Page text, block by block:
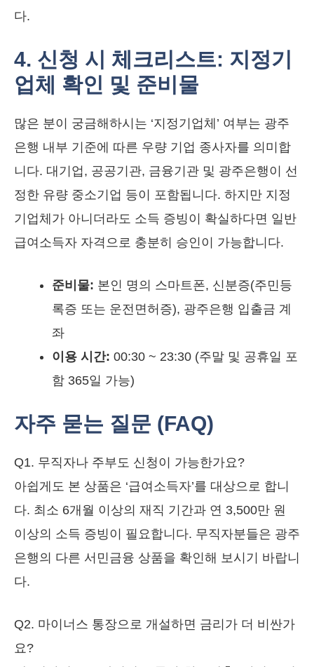
다.
4. 신청 시 체크리스트: 지정기
업체 확인 및 준비물
많은 분이 궁금해하시는 ‘지정기업체’ 여부는 광주
은행 내부 기준에 따른 우량 기업 종사자를 의미합
니다. 대기업, 공공기관, 금융기관 및 광주은행이 선
정한 유량 중소기업 등이 포함됩니다. 하지만 지정
기업체가 아니더라도 소득 증빙이 확실하다면 일반
급여소득자 자격으로 충분히 승인이 가능합니다.
준비물: 본인 명의 스마트폰, 신분증(주민등
록증 또는 운전면허증), 광주은행 입출금 계
좌
이용 시간: 00:30 ~ 23:30 (주말 및 공휴일 포
함 365일 가능)
자주 묻는 질문 (FAQ)
Q1. 무직자나 주부도 신청이 가능한가요?
아쉽게도 본 상품은 ‘급여소득자’를 대상으로 합니
다. 최소 6개월 이상의 재직 기간과 연 3,500만 원
이상의 소득 증빙이 필요합니다. 무직자분들은 광주
은행의 다른 서민금융 상품을 확인해 보시기 바랍니
다.
Q2. 마이너스 통장으로 개설하면 금리가 더 비싼가
요?